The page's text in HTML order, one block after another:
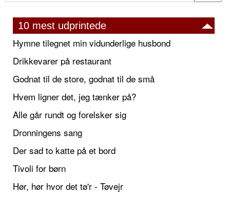
10 mest udprintede
Hymne tilegnet min vidunderlige husbond
Drikkevarer på restaurant
Godnat til de store, godnat til de små
Hvem ligner det, jeg tænker på?
Alle går rundt og forelsker sig
Dronningens sang
Der sad to katte på et bord
Tivoli for børn
Hør, hør hvor det tø'r - Tøvejr